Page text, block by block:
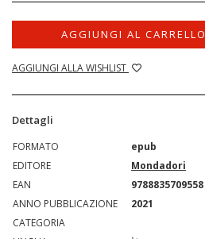
AGGIUNGI AL CARRELLO
AGGIUNGI ALLA WISHLIST
Dettagli
FORMATO
epub
EDITORE
Mondadori
EAN
9788835709558
ANNO PUBBLICAZIONE
2021
CATEGORIA